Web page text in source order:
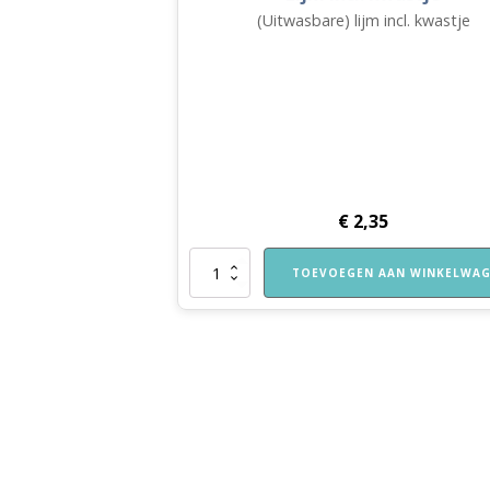
(Uitwasbare) lijm incl. kwastje
€ 2,35
Lijm
kwastje
TOEVOEGEN AAN